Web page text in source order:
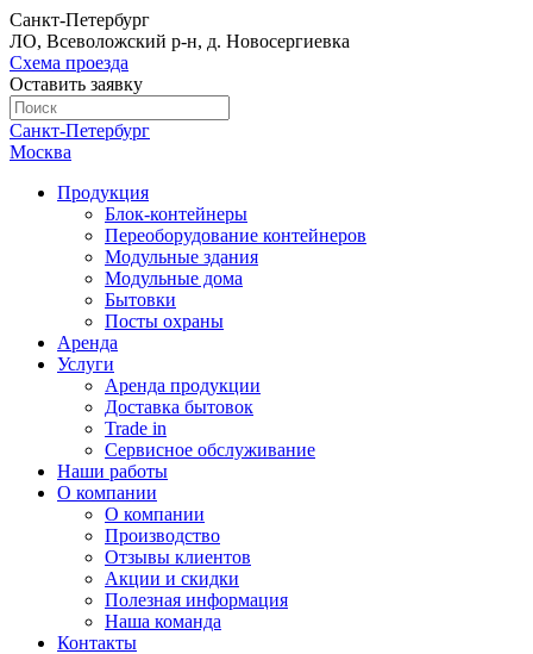
Санкт-Петербург
ЛО, Всеволожский р-н, д. Новосергиевка
Схема проезда
Оставить заявку
Санкт-Петербург
Москва
Продукция
Блок-контейнеры
Переоборудование контейнеров
Модульные здания
Модульные дома
Бытовки
Посты охраны
Аренда
Услуги
Аренда продукции
Доставка бытовок
Trade in
Сервисное обслуживание
Наши работы
О компании
О компании
Производство
Отзывы клиентов
Акции и скидки
Полезная информация
Наша команда
Контакты